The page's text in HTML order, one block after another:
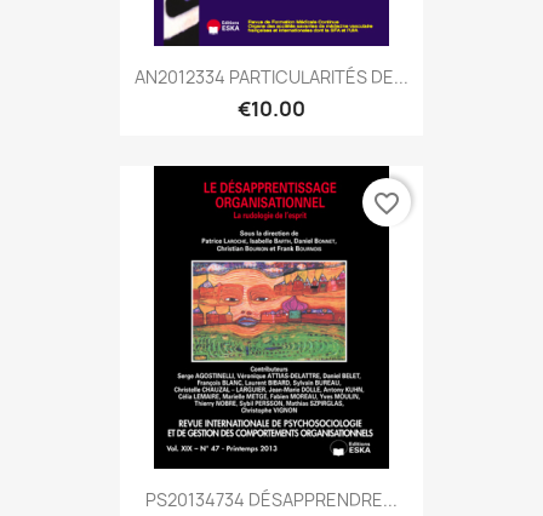
AN2012334 PARTICULARITÉS DE...
€10.00
PS20134734 DÉSAPPRENDRE...
favorite_border